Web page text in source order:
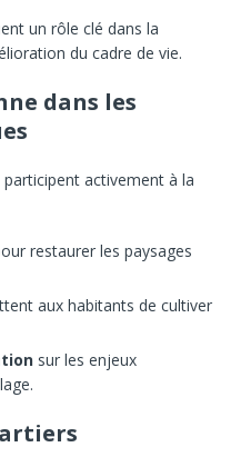
un rôle clé dans la
du cadre de vie.
dans les
participent activement à la
restaurer les paysages
aux habitants de cultiver
sur les enjeux